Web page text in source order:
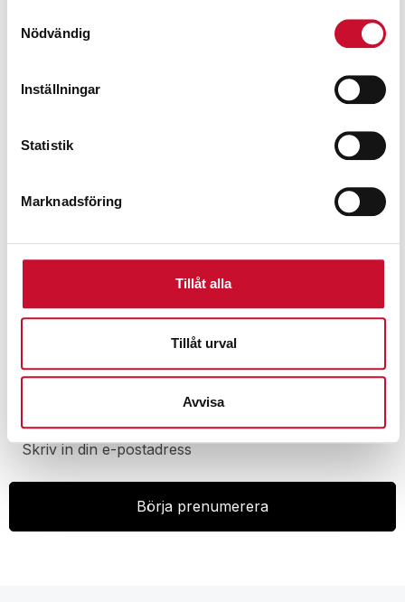
Nödvändig
Inställningar
Statistik
Marknadsföring
Tillåt alla
Tillåt urval
Avvisa
specialerbjudanden, rabatter och nyheter.